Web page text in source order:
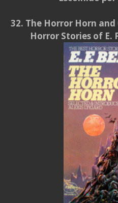
32. The Horror Horn
Horror Stories of E.